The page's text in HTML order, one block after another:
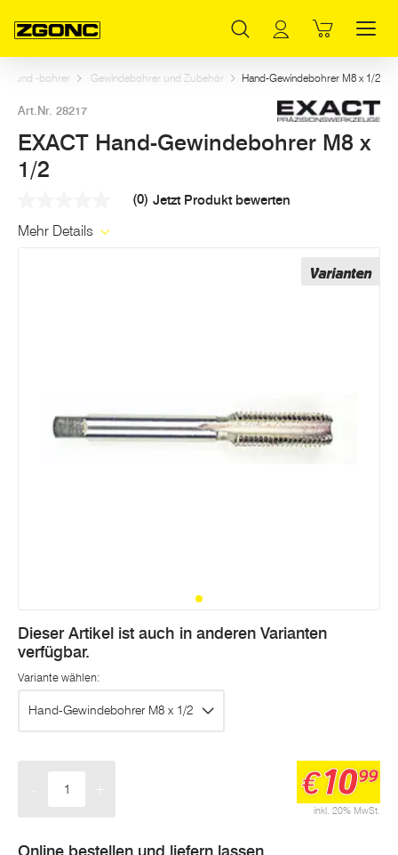
und -bohrer Gewindebohrer und Zubehör Hand-Gewindebohrer M8 x 1/2
Art.Nr. 28217
EXACT Hand-Gewindebohrer M8 x
1/2
Link
(0) Jetzt Produkt bewerten
Mehr Details
Varianten
Dieser Artikel ist auch in anderen Varianten
verfügbar.
Variante wählen:
Hand-Gewindebohrer M8 x 1/2
inkl. 20% MwSt.
€1099